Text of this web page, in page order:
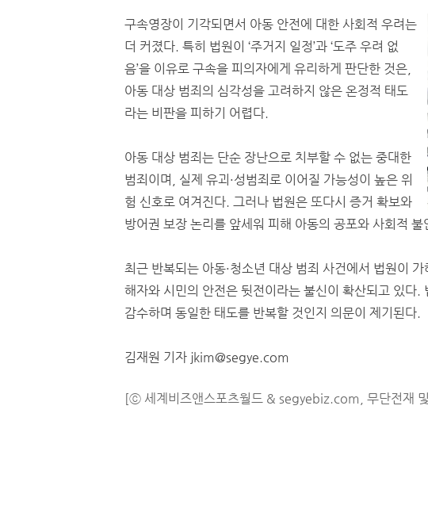
구속영장이 기각되면서 아동 안전에 대한 사회적 우려는
더 커졌다. 특히 법원이 ‘주거지 일정’과 ‘도주 우려 없
음’을 이유로 구속을 피의자에게 유리하게 판단한 것은,
아동 대상 범죄의 심각성을 고려하지 않은 온정적 태도
라는 비판을 피하기 어렵다.
아동 대상 범죄는 단순 장난으로 치부할 수 없는 중대한
범죄이며, 실제 유괴·성범죄로 이어질 가능성이 높은 위
험 신호로 여겨진다. 그러나 법원은 또다시 증거 확보와
방어권 보장 논리를 앞세워 피해 아동의 공포와 사회적
최근 반복되는 아동·청소년 대상 범죄 사건에서 법원이
해자와 시민의 안전은 뒷전이라는 불신이 확산되고 있다
감수하며 동일한 태도를 반복할 것인지 의문이 제기된다.
김재원 기자 jkim@segye.com
[ⓒ 세계비즈앤스포츠월드 & segyebiz.com, 무단전재